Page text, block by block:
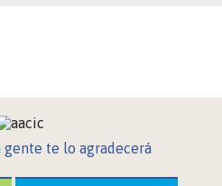
te lo agradecerá